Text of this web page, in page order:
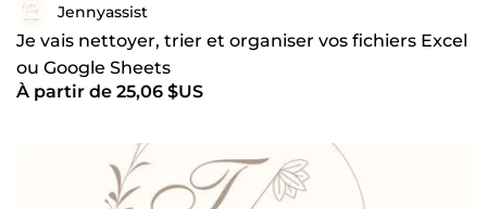
Jennyassist
Je vais nettoyer, trier et organiser vos fichiers Excel
ou Google Sheets
À partir de 25,06 $US